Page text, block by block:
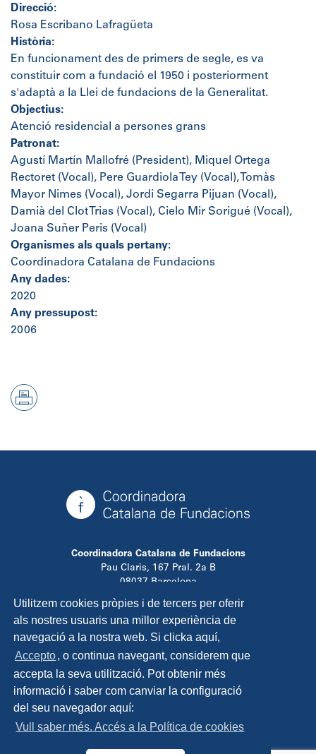
Utilitzem cookies pròpies i de tercers per oferir
als nostres usuaris una millor experiència de
navegació a la nostra web. Si clicka aquí,
Accepto, o continua navegant, considerem que
accepta la seva utilització. Pot obtenir més
informació i saber com canviar la configuració
del seu navegador aquí:
Vull saber més. Accés a la Política de cookies
Direcció:
Rosa Escribano Lafragüeta
Història:
En funcionament des de primers de segle, es va
constituir com a fundació el 1950 i posteriorment
s'adaptà a la Llei de fundacions de la Generalitat.
Objectius:
Atenció residencial a persones grans
Patronat:
Agustí Martín Mallofré (President), Miquel Ortega
Rectoret (Vocal), Pere Guardiola Tey (Vocal), Tomàs
Mayor Nimes (Vocal), Jordi Segarra Pijuan (Vocal),
Damià del Clot Trias (Vocal), Cielo Mir Sorigué (Vocal),
Joana Suñer Peris (Vocal)
Organismes als quals pertany:
Coordinadora Catalana de Fundacions
Any dades:
2020
Any pressupost:
2006
Coordinadora Catalana de Fundacions
Pau Claris, 167 Pral. 2a B
08037 Barcelona
T. 934 881 480
info@ccfundacions.cat
Contacta
Política de privadesa
Política de cookies